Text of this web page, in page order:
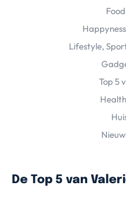
Lifestyle,
Top 5
De Top 5 van